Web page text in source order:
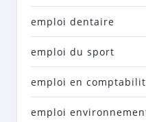
emploi dentaire
emploi du sport
emploi en
emploi